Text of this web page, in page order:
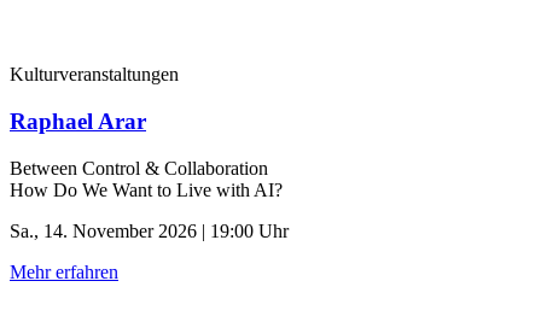
Kulturveranstaltungen
Raphael Arar
Between Control & ­Collaboration
How Do We Want to Live with AI?
Sa., 14. November 2026 | 19:00 Uhr
Mehr erfahren